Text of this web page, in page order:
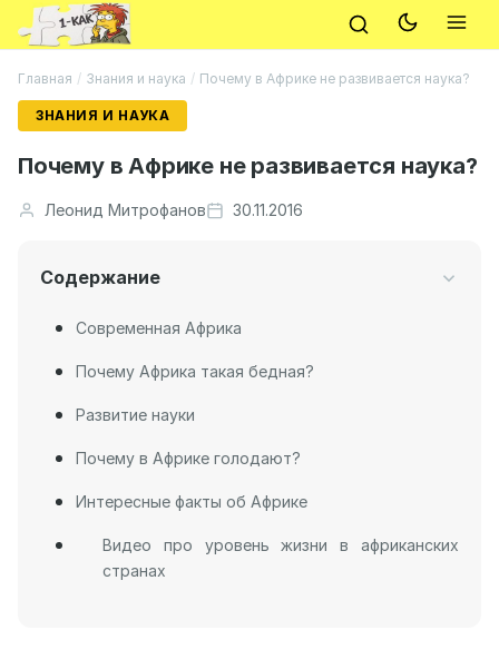
Главная / Знания и наука / Почему в Африке не развивается наука?
ЗНАНИЯ И НАУКА
Почему в Африке не развивается наука?
Леонид Митрофанов 30.11.2016
Содержание
Современная Африка
Почему Африка такая бедная?
Развитие науки
Почему в Африке голодают?
Интересные факты об Африке
Видео про уровень жизни в африканских
странах